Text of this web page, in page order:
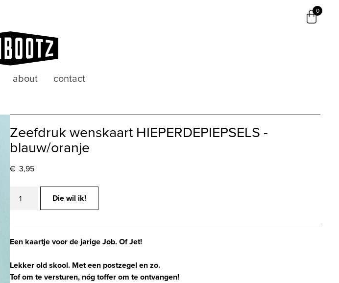
about contact
0
Zeefdruk wenskaart HIEPERDEPIEPSELS -
blauw/oranje
€ 3,95
wenskaart
-
blauw/oranje
Die wil ik!
Een kaartje voor de jarige Job. Of Jet!
Lekker old skool. Met een postzegel en zo.
Tof om te versturen, nóg toffer om te ontvangen!